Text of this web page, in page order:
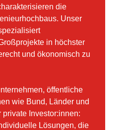
die
Unser
in höchster
und ökonomisch zu
öffentliche
wie Bund, Länder und
private Investor:innen:
Lösungen, die